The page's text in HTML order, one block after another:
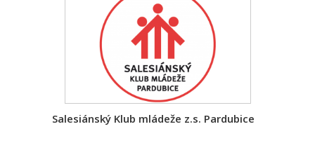
Salesiánský Klub mládeže z.s. Pardubice